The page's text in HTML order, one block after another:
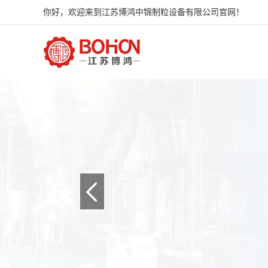
你好，欢迎来到江苏博鸿中锦制粒设备有限公司官网！